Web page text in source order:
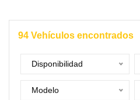
94 Vehículos encontrados
Disponibilidad
Modelo